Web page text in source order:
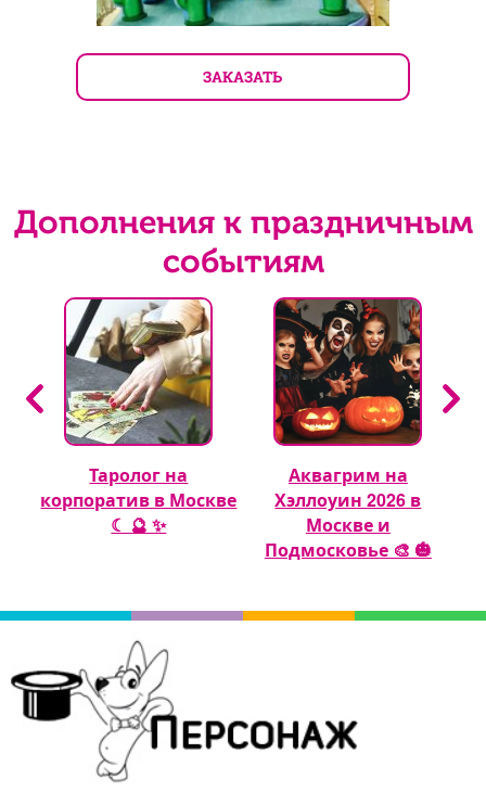
ЗАКАЗАТЬ
Дополнения к праздничным
событиям
Таролог на
корпоратив в Москве
☾ 🔮 ✨
Аквагрим на
Хэллоуин 2026 в
Москве и
Подмосковье 🎨 🎃